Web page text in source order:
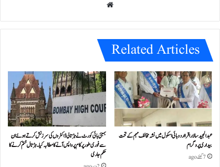
e
Related Articles
عبدالمجید سالار اقرا اردو ہائی اسکول میں نشہ مخالف مہم کے تحت
بیداری پروگرام
7 گھنٹے ago
بمبئی ہائی کورٹ نے ہڑتالی ڈاکٹروں کی سرزنش کرتے ہوئے ان
سے فوری طور پر کام پر واپس آنے کا مطالبہ کیا۔ہڑتال ختم کرنے کا
حکم جاری